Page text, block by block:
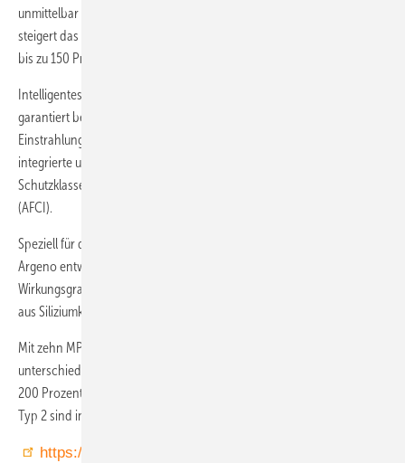
unmittelbar in Betrieb zu nehmen. In Kombination mit einer Batterie
steigert das System die nutzbare Leistung der Photovoltaikanlage auf
bis zu 150 Prozent.
Intelligentes Verschattungsmanagement mit Dynamic Peak Manager
garantiert beste Erträge auch bei schwierigen
Einstrahlungsverhältnissen. Für zuverlässigen Schutz sorgen der
integrierte und tauschbare AC- und DC-Überspannungsschutz, die
Schutzklasse IP66 sowie die automatische Lichtbogenerkennung
(AFCI).
Speziell für den gewerblichen Bereich wurde der C & I-Wechselrichter
Argeno entwickelt. Er leistet bis 125 Kilowatt und erreicht einen
Wirkungsgrad von 99,1 Prozent. Die Leistungstransistoren bestehen
aus Siliziumkarbid.
Mit zehn MPP-Trackern optimiert er den Energieertrag von Strings mit
unterschiedlichen Modultypen und Ausrichtungen. Er lässt sich bis
200 Prozent überdimensionieren, Überspannungsschutz Typ 1 und
Typ 2 sind integriert.
https://www.fronius.com/de/solarenergie/installateu